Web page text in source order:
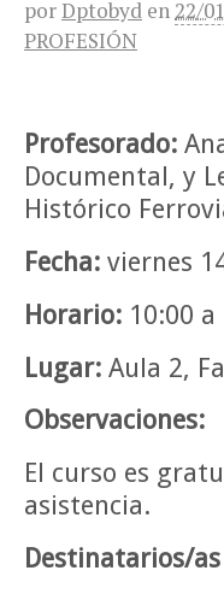
porDptobyd en 22/
PROFESIÓN
Profesorado:
Documental, y
Histórico
Fecha: viernes
Horario: 10:00 a
Lugar: Aula 2,
Observaciones:
El curso es
asistencia.
Destinatarios/